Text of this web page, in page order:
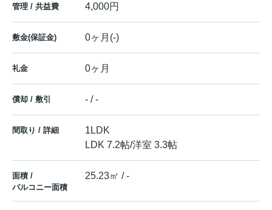
管理 / 共益費 4,000円
敷金(保証金) 0ヶ月(-)
礼金 0ヶ月
償却 / 敷引 - / -
間取り / 詳細
1LDK
LDK 7.2帖/洋室 3.3帖
面積 /
バルコニー面積
25.23㎡ / -